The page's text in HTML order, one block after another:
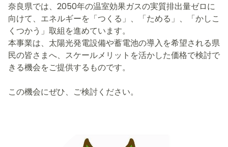
奈良県では、2050年の温室効果ガスの実質排出量ゼロに
向けて、エネルギーを「つくる」、「ためる」、「かしこ
くつかう」取組を進めています。
本事業は、太陽光発電設備や蓄電池の導入を希望される県
民の皆さまへ、スケールメリットを活かした価格で検討で
きる機会をご提供するものです。
この機会にぜひ、ご検討ください。